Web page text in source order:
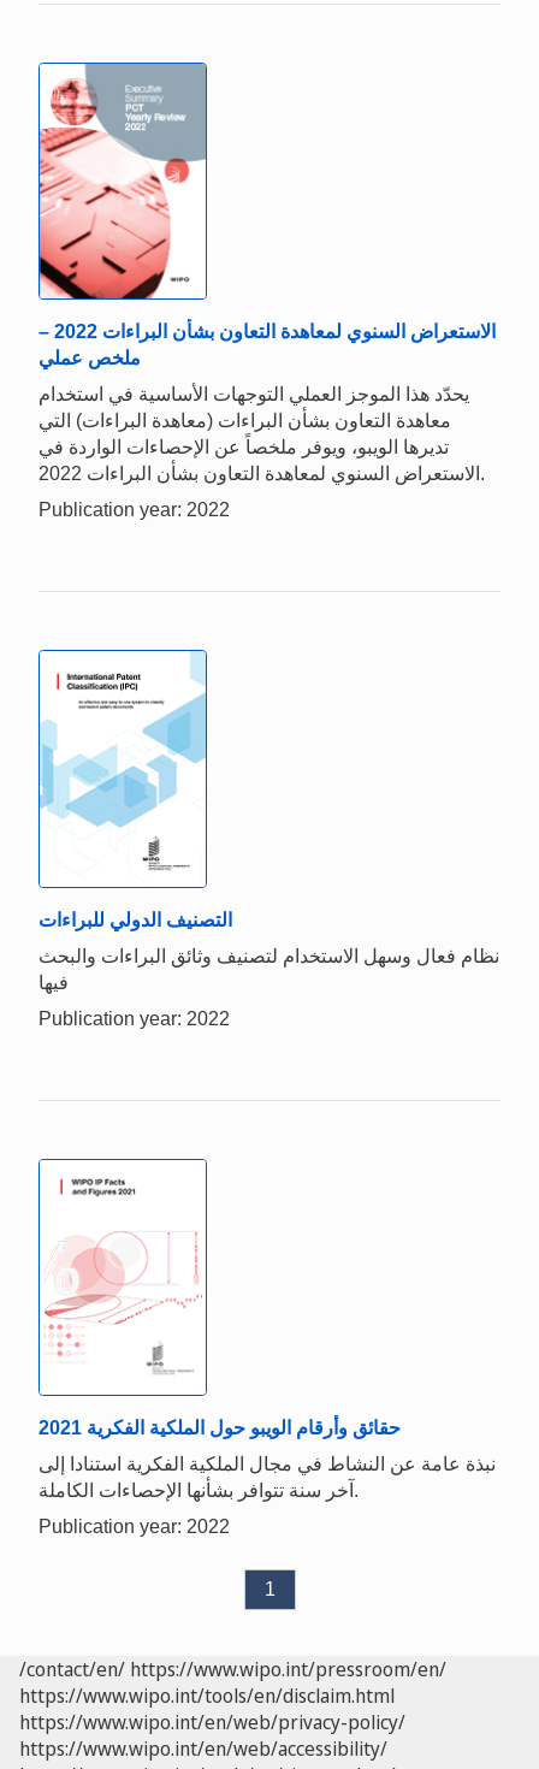
الاستعراض السنوي لمعاهدة التعاون بشأن البراءات 2022 –
ملخص عملي
يحدّد هذا الموجز العملي التوجهات الأساسية في استخدام
معاهدة التعاون بشأن البراءات (معاهدة البراءات) التي
تديرها الويبو، ويوفر ملخصاً عن الإحصاءات الواردة في
الاستعراض السنوي لمعاهدة التعاون بشأن البراءات 2022.
Publication year: 2022
التصنيف الدولي للبراءات
نظام فعال وسهل الاستخدام لتصنيف وثائق البراءات والبحث
فيها
Publication year: 2022
حقائق وأرقام الويبو حول الملكية الفكرية 2021
نبذة عامة عن النشاط في مجال الملكية الفكرية استنادا إلى
آخر سنة تتوافر بشأنها الإحصاءات الكاملة.
Publication year: 2022
1
/contact/en/ https://www.wipo.int/pressroom/en/
https://www.wipo.int/tools/en/disclaim.html
https://www.wipo.int/en/web/privacy-policy/
https://www.wipo.int/en/web/accessibility/